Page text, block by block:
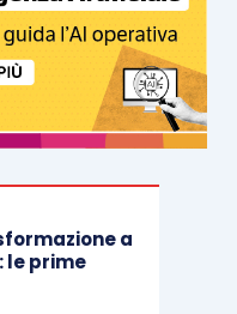
a
le prime